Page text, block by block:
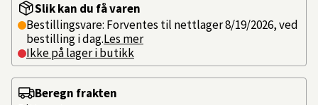
Slik kan du få varen
Bestillingsvare: Forventes til nettlager 8/19/2026, ved
bestilling i dag.Les mer
Ikke på lager i butikk
Beregn frakten